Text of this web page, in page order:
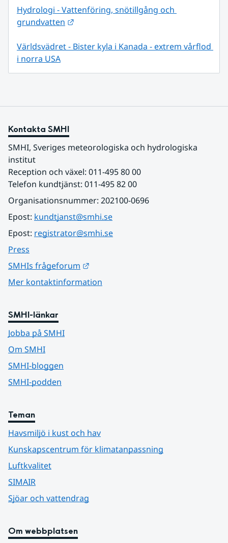
Hydrologi - Vattenföring, snötillgång och
grundvatten
Världsvädret - Bister kyla i Kanada - extrem vårflod
i norra USA
Kontakta SMHI
SMHI, Sveriges meteorologiska och hydrologiska
institut
Reception och växel: 011-495 80 00
Telefon kundtjänst: 011-495 82 00
Organisationsnummer: 202100-0696
Epost: kundtjanst@smhi.se
Epost: registrator@smhi.se
Press
SMHIs frågeforum
Mer kontaktinformation
SMHI-länkar
Jobba på SMHI
Om SMHI
SMHI-bloggen
SMHI-podden
Teman
Havsmiljö i kust och hav
Kunskapscentrum för klimatanpassning
Luftkvalitet
SIMAIR
Sjöar och vattendrag
Om webbplatsen